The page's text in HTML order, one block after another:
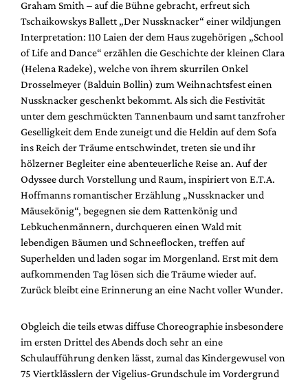
Podcast
Service
Shop / Abo
Newsletter
Redaktion
Autor:innen
Partner
Mediadaten
Suche
Graham Smith – auf die Bühne gebracht, erfreut sich
Tschaikowskys Ballett „Der Nussknacker“ einer wildjungen
Interpretation: 110 Laien der dem Haus zugehörigen „School
of Life and Dance“ erzählen die Geschichte der kleinen Clara
(Helena Radeke), welche von ihrem skurrilen Onkel
Drosselmeyer (Balduin Bollin) zum Weihnachtsfest einen
Nussknacker geschenkt bekommt. Als sich die Festivität
unter dem geschmückten Tannenbaum und samt tanzfroher
Geselligkeit dem Ende zuneigt und die Heldin auf dem Sofa
ins Reich der Träume entschwindet, treten sie und ihr
hölzerner Begleiter eine abenteuerliche Reise an. Auf der
Odyssee durch Vorstellung und Raum, inspiriert von E.T.A.
Hoffmanns romantischer Erzählung „Nussknacker und
Mäusekönig“, begegnen sie dem Rattenkönig und
Lebkuchenmännern, durchqueren einen Wald mit
lebendigen Bäumen und Schneeflocken, treffen auf
Superhelden und laden sogar im Morgenland. Erst mit dem
aufkommenden Tag lösen sich die Träume wieder auf.
Zurück bleibt eine Erinnerung an eine Nacht voller Wunder.
Obgleich die teils etwas diffuse Choreographie insbesondere
im ersten Drittel des Abends doch sehr an eine
Schulaufführung denken lässt, zumal das Kindergewusel von
75 Viertklässlern der Vigelius-Grundschule im Vordergrund